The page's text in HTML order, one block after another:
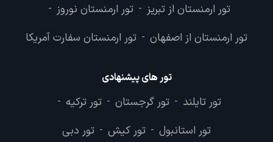
تور ارمنستان از تبریز - تور ارمنستان نوروز -
تور ارمنستان از اصفهان - تور ارمنستان سفارت آمریکا
تور های پیشنهادی
تور تایلند - تور گرجستان - تور ترکیه -
تور استانبول - تور کیش - تور دبی